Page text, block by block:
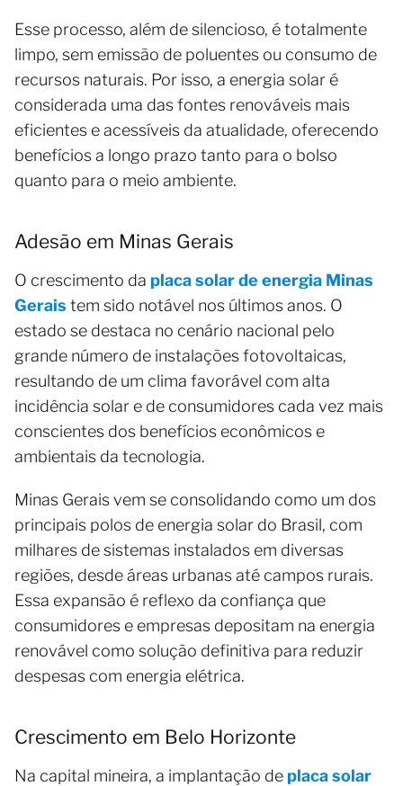
Esse processo, além de silencioso, é totalmente
limpo, sem emissão de poluentes ou consumo de
recursos naturais. Por isso, a energia solar é
considerada uma das fontes renováveis mais
eficientes e acessíveis da atualidade, oferecendo
benefícios a longo prazo tanto para o bolso
quanto para o meio ambiente.
Adesão em Minas Gerais
O crescimento da placa solar de energia Minas
Gerais tem sido notável nos últimos anos. O
estado se destaca no cenário nacional pelo
grande número de instalações fotovoltaicas,
resultando de um clima favorável com alta
incidência solar e de consumidores cada vez mais
conscientes dos benefícios econômicos e
ambientais da tecnologia.
Minas Gerais vem se consolidando como um dos
principais polos de energia solar do Brasil, com
milhares de sistemas instalados em diversas
regiões, desde áreas urbanas até campos rurais.
Essa expansão é reflexo da confiança que
consumidores e empresas depositam na energia
renovável como solução definitiva para reduzir
despesas com energia elétrica.
Crescimento em Belo Horizonte
Na capital mineira, a implantação de placa solar